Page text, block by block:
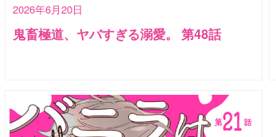
2026年6月20日
鬼畜極道、ヤバすぎる溺愛。 第48話